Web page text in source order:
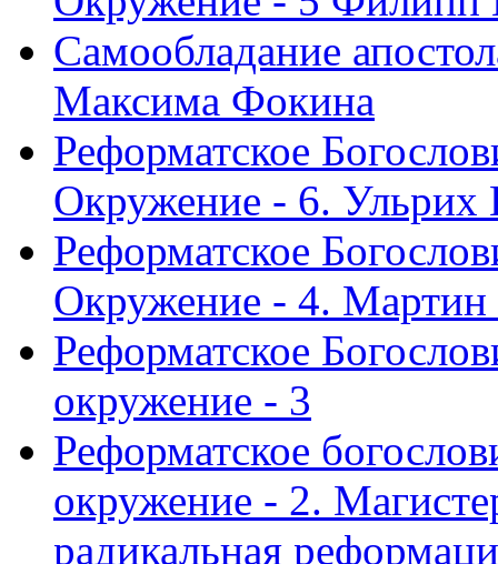
Самообладание
Максима Фокина
Реформатское
Окружение - 6. Ульрих
Реформатское
Окружение - 4.
Реформатское
окружение - 3
Реформатское
окружение - 2.
радикальная